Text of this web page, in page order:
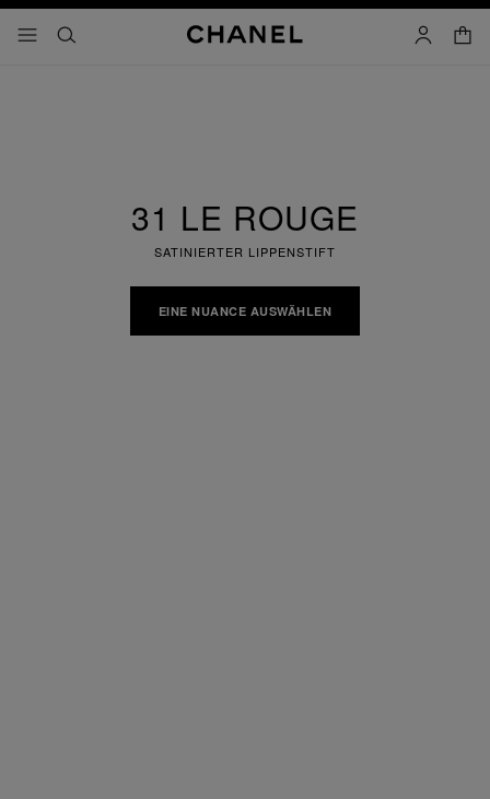
menü - hauptnavigation
- hauptnavigation
suchen konto
31 LE ROUGE
SATINIERTER LIPPENSTIFT
EINE NUANCE AUSWÄHLEN